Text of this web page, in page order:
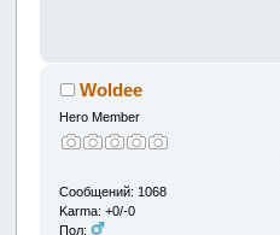
Woldee
Hero Member
Сообщений: 1068
Karma: +0/-0
Пол: